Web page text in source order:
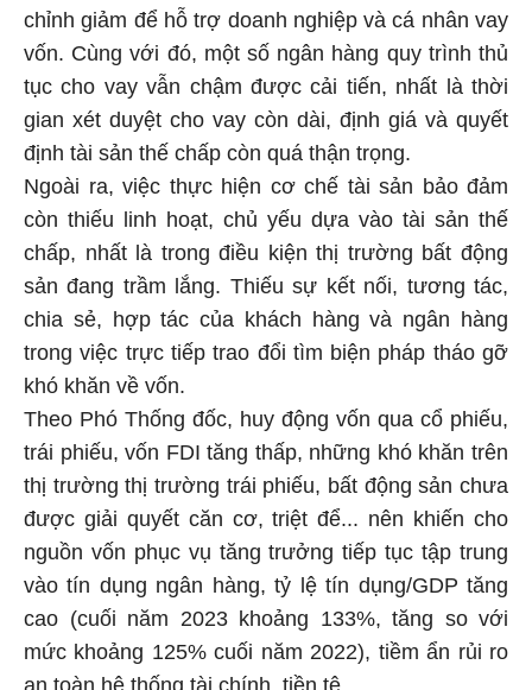
chỉnh giảm để hỗ trợ doanh nghiệp và cá nhân vay
vốn. Cùng với đó, một số ngân hàng quy trình thủ
tục cho vay vẫn chậm được cải tiến, nhất là thời
gian xét duyệt cho vay còn dài, định giá và quyết
định tài sản thế chấp còn quá thận trọng.
Ngoài ra, việc thực hiện cơ chế tài sản bảo đảm
còn thiếu linh hoạt, chủ yếu dựa vào tài sản thế
chấp, nhất là trong điều kiện thị trường bất động
sản đang trầm lắng. Thiếu sự kết nối, tương tác,
chia sẻ, hợp tác của khách hàng và ngân hàng
trong việc trực tiếp trao đổi tìm biện pháp tháo gỡ
khó khăn về vốn.
Theo Phó Thống đốc, huy động vốn qua cổ phiếu,
trái phiếu, vốn FDI tăng thấp, những khó khăn trên
thị trường thị trường trái phiếu, bất động sản chưa
được giải quyết căn cơ, triệt để... nên khiến cho
nguồn vốn phục vụ tăng trưởng tiếp tục tập trung
vào tín dụng ngân hàng, tỷ lệ tín dụng/GDP tăng
cao (cuối năm 2023 khoảng 133%, tăng so với
mức khoảng 125% cuối năm 2022), tiềm ẩn rủi ro
an toàn hệ thống tài chính, tiền tệ.